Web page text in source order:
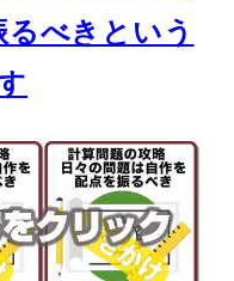
べきという